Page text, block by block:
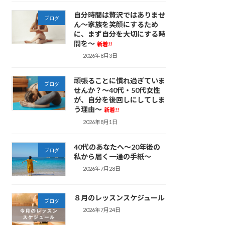
ブログ
自分時間は贅沢ではありませ
ん～家族を笑顔にするため
に、まず自分を大切にする時
間を～ 新着!!
2026年8月3日
ブログ
頑張ることに慣れ過ぎていま
せんか？～40代・50代女性
が、自分を後回しにしてしま
う理由～ 新着!!
2026年8月1日
ブログ
40代のあなたへ～20年後の
私から届く一通の手紙～
2026年7月28日
ブログ ８月のレッスンスケジュール
2026年7月24日